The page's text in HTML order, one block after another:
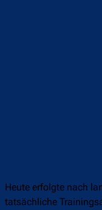
Heute erfolgte nach
tatsächliche